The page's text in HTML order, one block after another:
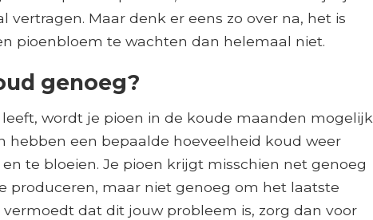
vertragen. Maar denk er eens zo over na, het is
pioenbloem te wachten dan helemaal niet.
genoeg?
wordt je pioen in de koude maanden mogelijk
hebben een bepaalde hoeveelheid koud weer
te bloeien. Je pioen krijgt misschien net genoeg
produceren, maar niet genoeg om het laatste
dat dit jouw probleem is, zorg dan voor